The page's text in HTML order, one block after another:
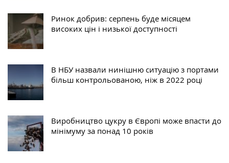
Ринок добрив: серпень буде місяцем
високих цін і низької доступності
В НБУ назвали нинішню ситуацію з портами
більш контрольованою, ніж в 2022 році
Виробництво цукру в Європі може впасти до
мінімуму за понад 10 років